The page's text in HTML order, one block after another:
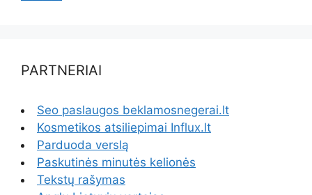
PARTNERIAI
Seo paslaugos beklamosnegerai.lt
Kosmetikos atsiliepimai Influx.lt
Parduoda verslą
Paskutinės minutės kelionės
Tekstų rašymas